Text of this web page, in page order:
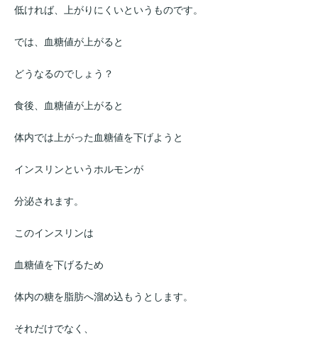
低ければ、上がりにくいというものです。
では、血糖値が上がると
どうなるのでしょう？
食後、血糖値が上がると
体内では上がった血糖値を下げようと
インスリンというホルモンが
分泌されます。
このインスリンは
血糖値を下げるため
体内の糖を脂肪へ溜め込もうとします。
それだけでなく、